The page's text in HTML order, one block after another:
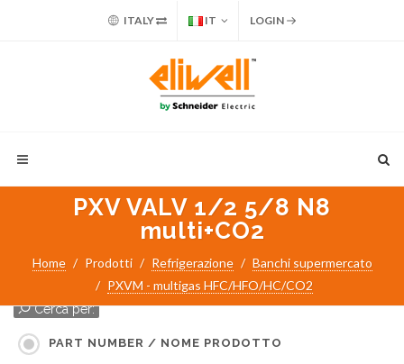
ITALY IT LOGIN
PXV VALV 1/2 5/8 N8
multi+CO2
Home Prodotti Refrigerazione
Banchi supermercato
PXVM - multigas HFC/HFO/HC/CO2
Cerca per:
PART NUMBER / NOME PRODOTTO